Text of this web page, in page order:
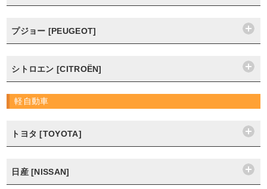
プジョー [PEUGEOT]
シトロエン [CITROËN]
軽自動車
トヨタ [TOYOTA]
日産 [NISSAN]